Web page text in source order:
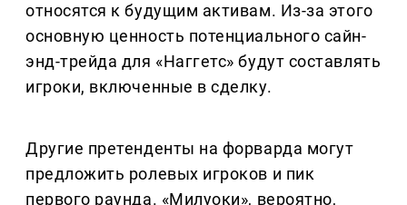
относятся к будущим активам. Из-за этого
основную ценность потенциального сайн-
энд-трейда для «Наггетс» будут составлять
игроки, включенные в сделку.
Другие претенденты на форварда могут
предложить ролевых игроков и пик
первого раунда. «Милуоки», вероятно,